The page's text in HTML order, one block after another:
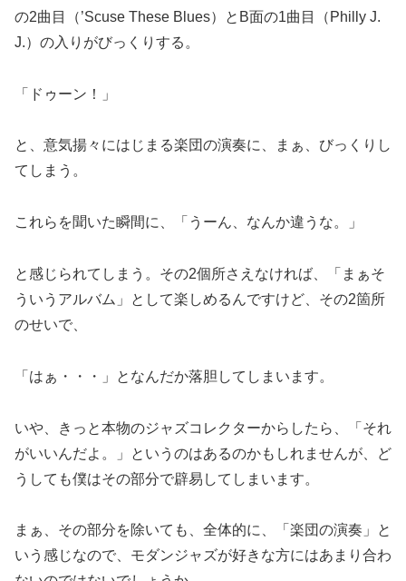
の2曲目（’Scuse These Blues）とB面の1曲目（Philly J.
J.）の入りがびっくりする。
「ドゥーン！」
と、意気揚々にはじまる楽団の演奏に、まぁ、びっくりし
てしまう。
これらを聞いた瞬間に、「うーん、なんか違うな。」
と感じられてしまう。その2個所さえなければ、「まぁそ
ういうアルバム」として楽しめるんですけど、その2箇所
のせいで、
「はぁ・・・」となんだか落胆してしまいます。
いや、きっと本物のジャズコレクターからしたら、「それ
がいいんだよ。」というのはあるのかもしれませんが、ど
うしても僕はその部分で辟易してしまいます。
まぁ、その部分を除いても、全体的に、「楽団の演奏」と
いう感じなので、モダンジャズが好きな方にはあまり合わ